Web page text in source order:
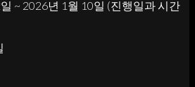
~ 2026년 1월 10일 (진행일과 시간